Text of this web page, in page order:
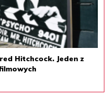
Hitchcock. Jeden z